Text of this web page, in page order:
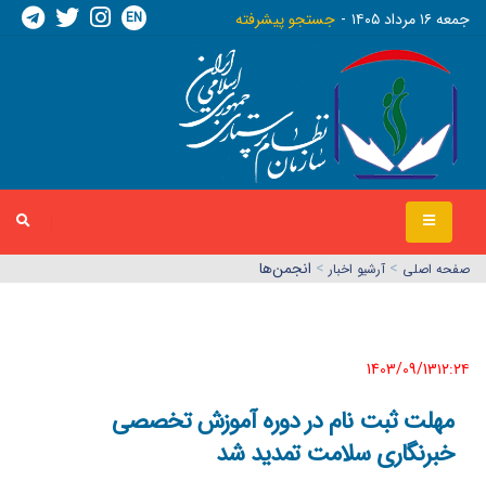
جمعه ١٦ مرداد ١٤٠٥ جستجو پیشرفته EN
صفحه اصلي > آرشیو اخبار > انجمن‌ها
1403/09/13١٢:٢٤
مهلت ثبت نام در دوره آموزش تخصصی
خبرنگاری سلامت تمدید شد